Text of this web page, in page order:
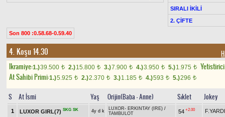
SIRALI İKİLİ
2. ÇİFTE
Son 800 :0.58.68-0.59.40
4. Koşu 14.30
Ikramiye:1.)39.500 t 2.)15.800 t 3.)7.900 t 4.)3.950 t 5.)1.975 t
At Sahibi Primi:1.)5.925 t 2.)2.370 t 3.)1.185 t 4.)593 t 5.)296 t
S At İsmi Yaş Orijin(Baba - Anne) Sıklet Jokey
1 LUXOR GIRL(7) SKG SK 4y d k LUXOR- ERKINTAY (IRE) /
TAMBULOT
54 +2.00